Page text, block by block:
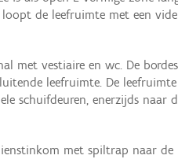
de leefruimte met een
met vestiaire en wc. De
leefruimte. De leefruimte
schuifdeuren, enerzijds naar
met spiltrap naar de